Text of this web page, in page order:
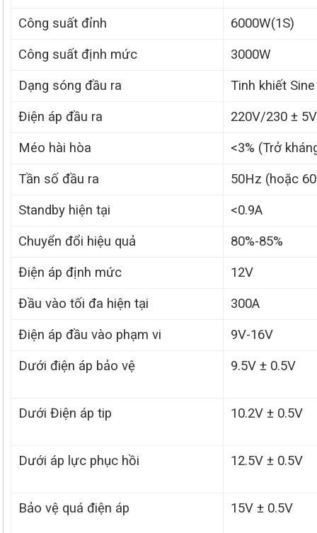
Công suất đỉnh
6000W(1S)
Công suất định mức
3000W
Dạng sóng đầu ra
Tinh khiết
Điện áp đầu ra
220V/230 ± 5V
Méo hài hòa
<3% (Trở
Tần số đầu ra
50Hz (hoặc
Standby hiện tại
<0.9A
Chuyển đổi hiệu quả
80%-85%
Điện áp định mức
12V
Đầu vào tối đa hiện tại
300A
Điện áp đầu vào phạm vi
9V-16V
Dưới điện áp bảo vệ
9.5V ± 0.5V
Dưới Điện áp tip 10.2V ± 0.5V
Dưới áp lực phục hồi 12.5V ± 0.5V
Bảo vệ quá điện áp 15V ± 0.5V